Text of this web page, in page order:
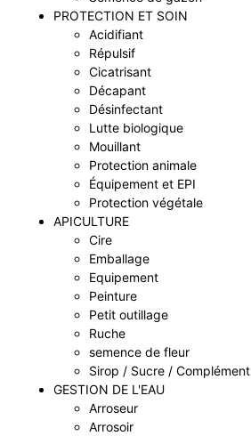
PROTECTION ET SOIN
Acidifiant
Répulsif
Cicatrisant
Décapant
Désinfectant
Lutte biologique
Mouillant
Protection animale
Équipement et EPI
Protection végétale
APICULTURE
Cire
Emballage
Equipement
Peinture
Petit outillage
Ruche
semence de fleur
Sirop / Sucre / Complément
GESTION DE L'EAU
Arroseur
Arrosoir